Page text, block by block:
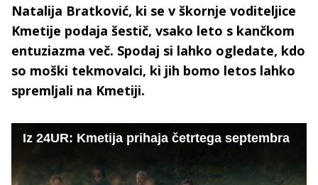
Natalija Bratković, ki se v škornje voditeljice
Kmetije podaja šestič, vsako leto s kančkom
entuziazma več. Spodaj si lahko ogledate, kdo
so moški tekmovalci, ki jih bomo letos lahko
spremljali na Kmetiji.
Iz 24UR: Kmetija prihaja četrtega septembra